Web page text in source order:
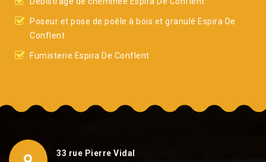
Poseur et pose de poêle à bois et granulé Espira De
Conflent
Fumisterie Espira De Conflent
33 rue Pierre Vidal